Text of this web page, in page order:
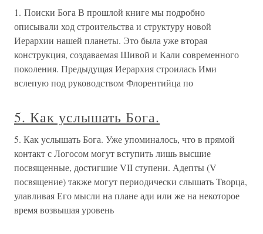
1. Поиски Бога В прошлой книге мы подробно
описывали ход строительства и структуру новой
Иерархии нашей планеты. Это была уже вторая
конструкция, создаваемая Шивой и Кали современного
поколения. Предыдущая Иерархия строилась Ими
вслепую под руководством Флорентийца по
5. Как услышать Бога.
5. Как услышать Бога. Уже упоминалось, что в прямой
контакт с Логосом могут вступить лишь высшие
посвященные, достигшие VII ступени. Адепты (V
посвящение) также могут периодически слышать Творца,
улавливая Его мысли на плане ади или же на некоторое
время возвышая уровень